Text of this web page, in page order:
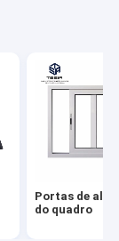
Portas de
do quadro